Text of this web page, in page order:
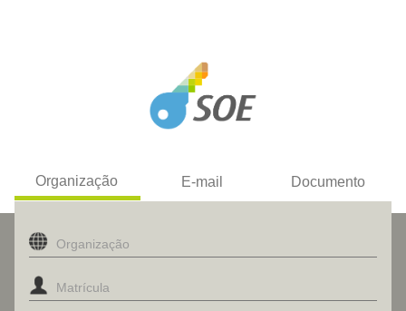
Organização E-mail Documento